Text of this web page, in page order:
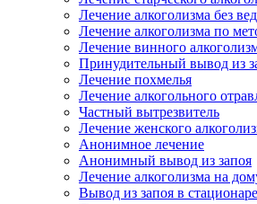
Лечение алкоголизма без
Лечение алкоголизма по
Лечение винного
Принудительный вывод из
Лечение похмелья
Лечение алкогольного
Частный вытрезвитель
Лечение женского
Анонимное лечение
Анонимный вывод из запоя
Лечение алкоголизма на
Вывод из запоя в стационаре